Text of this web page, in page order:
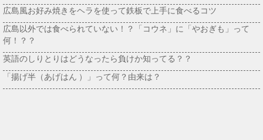
広島風お好み焼きをヘラを使って鉄板で上手に食べるコツ
広島以外では食べられていない！？「コウネ」に「やおぎも」って
何！？？
英語のしりとりはどうなったら負けか知ってる？？
「揚げ半（あげはん ）」って何？由来は？